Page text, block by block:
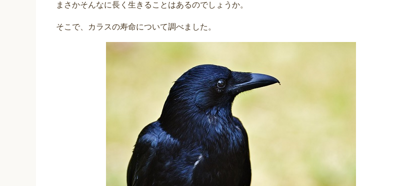
まさかそんなに長く生きることはあるのでしょうか。
そこで、カラスの寿命について調べました。